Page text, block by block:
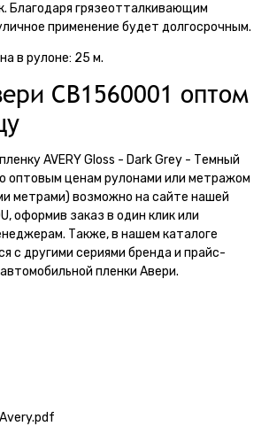
Благодаря грязеотталкивающим
применение будет долгосрочным.
в рулоне: 25 м.
CB1560001 оптом
AVERY Gloss - Dark Grey - Темный
оптовым ценам рулонами или метражом
метрами) возможно на сайте нашей
оформив заказ в один клик или
Также, в нашем каталоге
с другими сериями бренда и прайс-
пленки Авери.